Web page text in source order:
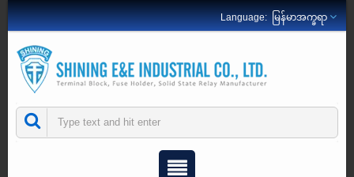
မြန်မာအက္ခရာ